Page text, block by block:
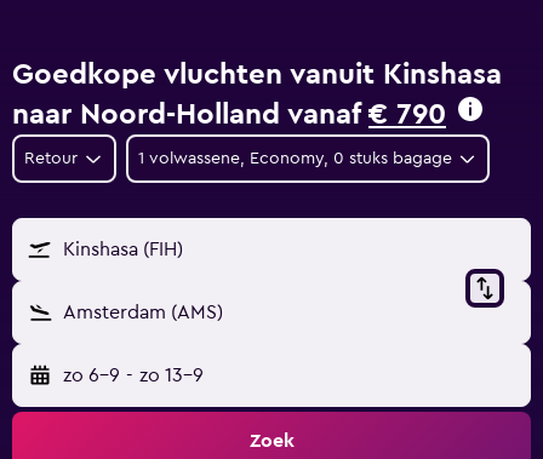
Goedkope vluchten vanuit Kinshasa
naar Noord-Holland vanaf € 790
Retour 1 volwassene, Economy, 0 stuks bagage
Kinshasa (FIH)
Amsterdam (AMS)
zo 6-9 - zo 13-9
Zoek